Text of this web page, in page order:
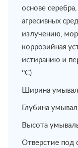
основе
агресивных
излучению,
коррозийная
истиранию и
°C)
Ширина
Глубина
Высота
Отверстие под